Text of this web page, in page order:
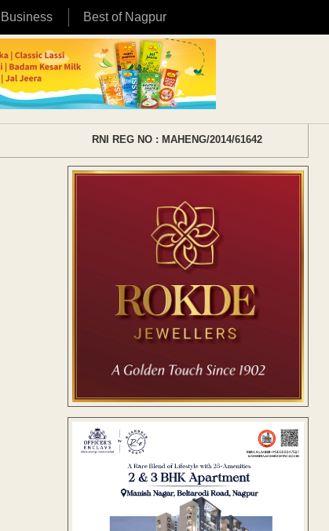
Business Best of Nagpur
RNI REG NO : MAHENG/2014/61642